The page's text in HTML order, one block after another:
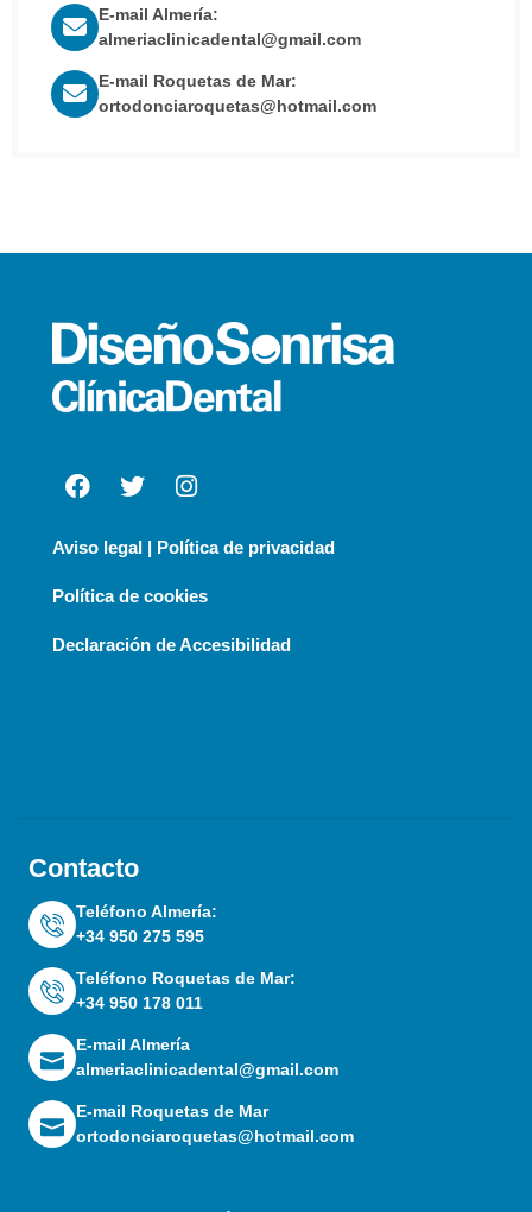
E-mail Almería:
almeriaclinicadental@gmail.com
E-mail Roquetas de Mar:
ortodonciaroquetas@hotmail.com
Contacto
Teléfono Almería:
+34 950 275 595
Teléfono Roquetas de Mar:
+34 950 178 011
E-mail Almería
almeriaclinicadental@gmail.com
E-mail Roquetas de Mar
ortodonciaroquetas@hotmail.com
Aviso legal | Política de privacidad
Política de cookies
Declaración de Accesibilidad